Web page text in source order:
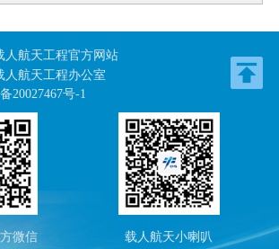
人航天工程官方网站
人航天工程办公室
20027467号-1
微信 载人航天小喇叭